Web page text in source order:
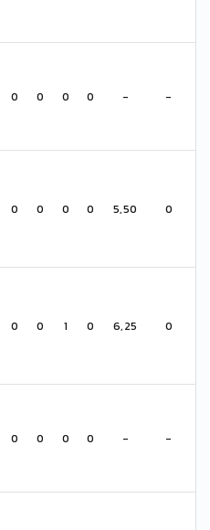
0 0 0 0 - -
0 0 0 0 5,50 0
0 0 1 0 6,25 0
0 0 0 0 - -